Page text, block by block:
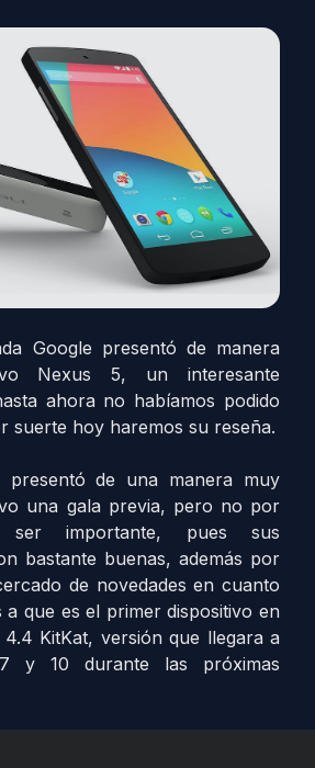
Google presentó de manera
Nexus 5, un interesante
ahora no habíamos podido
suerte hoy haremos su reseña.
presentó de una manera muy
una gala previa, pero no por
importante, pues sus
bastante buenas, además por
de novedades en cuanto
que es el primer dispositivo en
KitKat, versión que llegara a
y 10 durante las próximas